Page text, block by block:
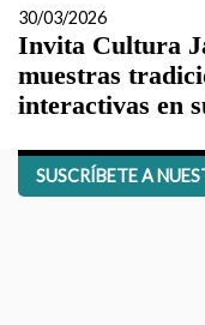
30/03/2026
Invita Cultura
muestras
interactivas en
SUSCRÍBETE A